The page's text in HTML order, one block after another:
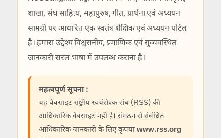
शाखा, संघ साहित्य, महापुरुष, गीत, प्रार्थना एवं अध्ययन
सामग्री पर आधारित एक स्वतंत्र शैक्षिक एवं अध्ययन पोर्टल
है। हमारा उद्देश्य विश्वसनीय, प्रमाणिक एवं सुव्यवस्थित
जानकारी सरल भाषा में उपलब्ध कराना है।
महत्वपूर्ण सूचना :
यह वेबसाइट राष्ट्रीय स्वयंसेवक संघ (RSS) की
आधिकारिक वेबसाइट नहीं है। संगठन से संबंधित
आधिकारिक जानकारी के लिए कृपया www.rss.org